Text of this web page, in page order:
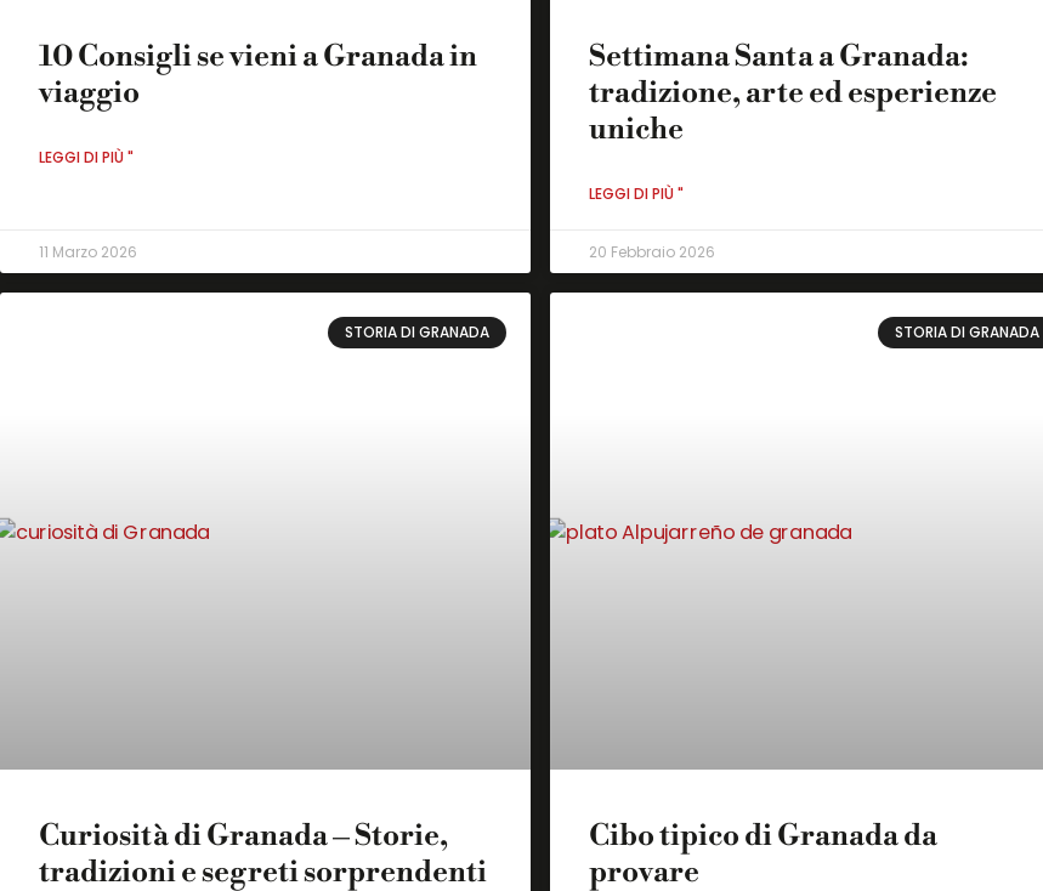
10 Consigli se vieni a Granada in
viaggio
LEGGI DI PIÙ "
11 Marzo 2026
Settimana Santa a Granada:
tradizione, arte ed esperienze
uniche
LEGGI DI PIÙ "
20 Febbraio 2026
STORIA DI GRANADA
Curiosità di Granada – Storie,
tradizioni e segreti sorprendenti
STORIA DI GRANADA
Cibo tipico di Granada da
provare